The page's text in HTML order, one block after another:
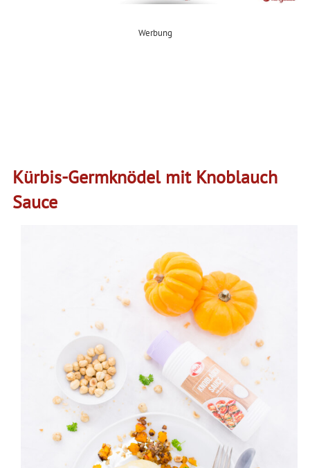
Werbung
Kürbis-Germknödel mit Knoblauch
Sauce